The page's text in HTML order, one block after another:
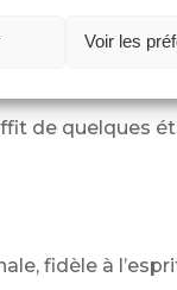
Voir les
à
de quelques
fidèle à